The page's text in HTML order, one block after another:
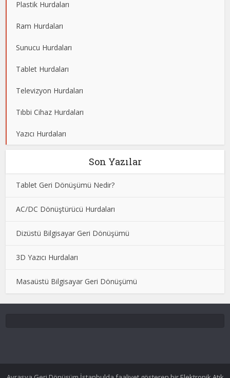
Plastik Hurdaları
Ram Hurdaları
Sunucu Hurdaları
Tablet Hurdaları
Televizyon Hurdaları
Tıbbi Cihaz Hurdaları
Yazıcı Hurdaları
Son Yazılar
Tablet Geri Dönüşümü Nedir?
AC/DC Dönüştürücü Hurdaları
Dizüstü Bilgisayar Geri Dönüşümü
3D Yazıcı Hurdaları
Masaüstü Bilgisayar Geri Dönüşümü